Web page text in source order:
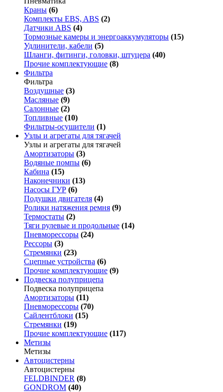
Краны (6)
Комплекты EBS, ABS (2)
Датчики ABS (4)
Тормозные камеры и энергоаккумуляторы (15)
Удлинители, кабели (5)
Шланги, фитинги, головки, штуцера (40)
Прочие комплектующие (8)
Фильтра
Фильтра
Воздушные (3)
Масляные (9)
Салонные (2)
Топливные (10)
Фильтры-осушители (1)
Узлы и агрегаты для тягачей
Узлы и агрегаты для тягачей
Амортизаторы (3)
Водяные помпы (6)
Кабина (15)
Наконечники (13)
Насосы ГУР (6)
Подушки двигателя (4)
Ролики натяжения ремня (9)
Термостаты (2)
Тяги рулевые и продольные (14)
Пневморессоры (24)
Рессоры (3)
Стремянки (23)
Сцепные устройства (6)
Прочие комплектующие (9)
Подвеска полуприцепа
Подвеска полуприцепа
Амортизаторы (11)
Пневморессоры (70)
Сайлентблоки (15)
Стремянки (19)
Прочие комплектующие (117)
Метизы
Метизы
Автоцистерны
Автоцистерны
FELDBINDER (8)
GONDROM (40)